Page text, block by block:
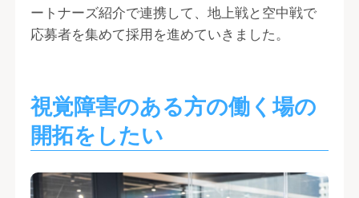
ートナーズ紹介で連携して、地上戦と空中戦で
応募者を集めて採用を進めていきました。
視覚障害のある方の働く場の
開拓をしたい